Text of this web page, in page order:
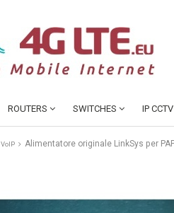
ROUTERS SWITCHES IP CCTV
VoIP Alimentatore originale LinkSys per